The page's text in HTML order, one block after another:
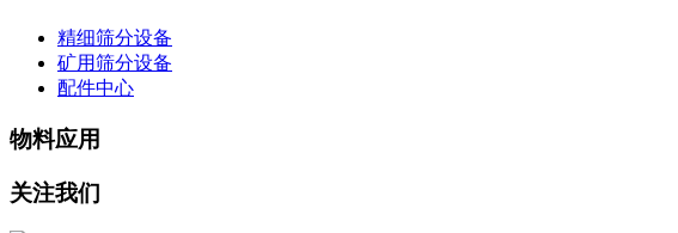
精细筛分设备
矿用筛分设备
配件中心
物料应用
关注我们